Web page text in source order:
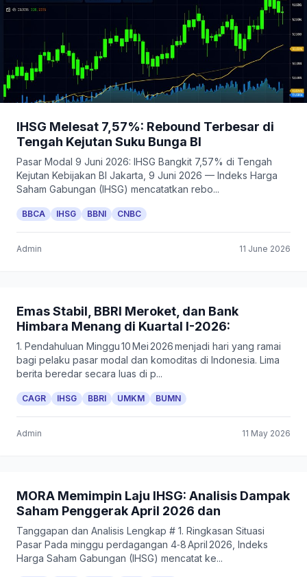
IHSG Melesat 7,57%: Rebound Terbesar di
Tengah Kejutan Suku Bunga BI
Pasar Modal 9 Juni 2026: IHSG Bangkit 7,57% di Tengah
Kejutan Kebijakan BI Jakarta, 9 Juni 2026 — Indeks Harga
Saham Gabungan (IHSG) mencatatkan rebo...
BBCA IHSG BBNI CNBC
Admin 11 June 2026
Emas Stabil, BBRI Meroket, dan Bank
Himbara Menang di Kuartal I-2026:
1. Pendahuluan Minggu 10 Mei 2026 menjadi hari yang ramai
bagi pelaku pasar modal dan komoditas di Indonesia. Lima
berita beredar secara luas di p...
CAGR IHSG BBRI UMKM BUMN
Admin 11 May 2026
MORA Memimpin Laju IHSG: Analisis Dampak
Saham Penggerak April 2026 dan
Tanggapan dan Analisis Lengkap # 1. Ringkasan Situasi
Pasar Pada minggu perdagangan 4‑8 April 2026, Indeks
Harga Saham Gabungan (IHSG) mencatat ke...